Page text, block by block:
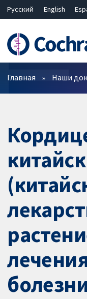
Русский English
Bahasa Malaysia
ไทย
简体中文
Фильтры
Главная Наши